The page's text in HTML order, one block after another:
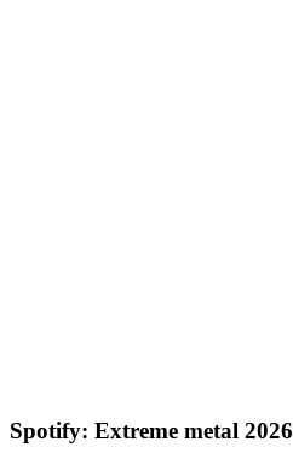
Spotify: Extreme metal 2026